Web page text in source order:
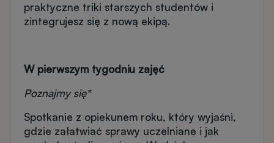
praktyczne triki starszych studentów i
zintegrujesz się z nową ekipą.
W pierwszym tygodniu zajęć
Poznajmy się*
Spotkanie z opiekunem roku, który wyjaśni,
gdzie załatwiać sprawy uczelniane i jak